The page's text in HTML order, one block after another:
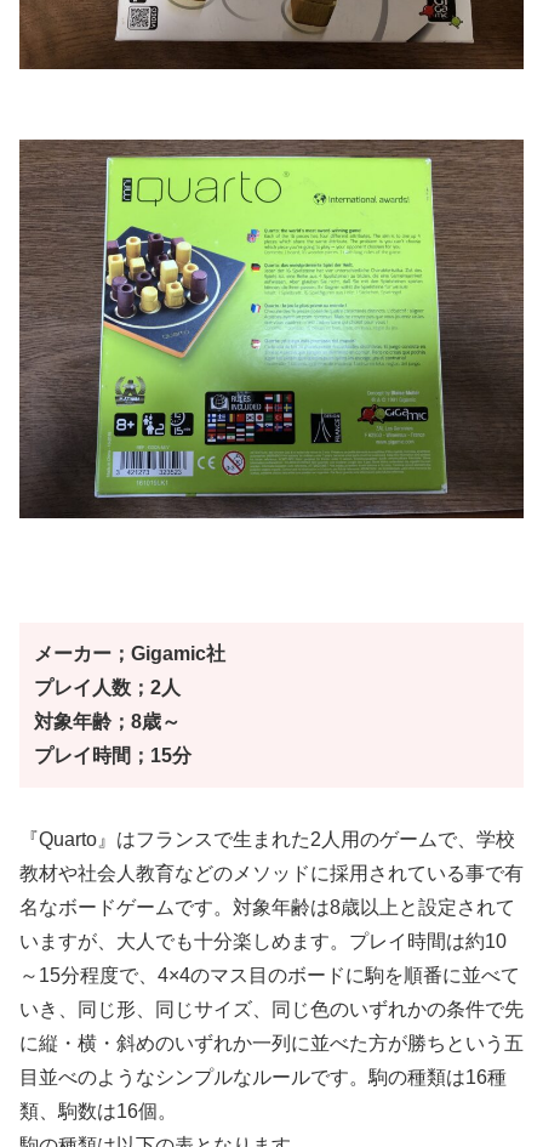
メーカー；Gigamic社
プレイ人数；2人
対象年齢；8歳～
プレイ時間；15分
『Quarto』はフランスで生まれた2人用のゲームで、学校
教材や社会人教育などのメソッドに採用されている事で有
名なボードゲームです。対象年齢は8歳以上と設定されて
いますが、大人でも十分楽しめます。プレイ時間は約10
～15分程度で、4×4のマス目のボードに駒を順番に並べて
いき、同じ形、同じサイズ、同じ色のいずれかの条件で先
に縦・横・斜めのいずれか一列に並べた方が勝ちという五
目並べのようなシンプルなルールです。駒の種類は16種
類、駒数は16個。